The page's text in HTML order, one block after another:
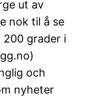
ut av
nok til å se
200 grader i
och
nyheter